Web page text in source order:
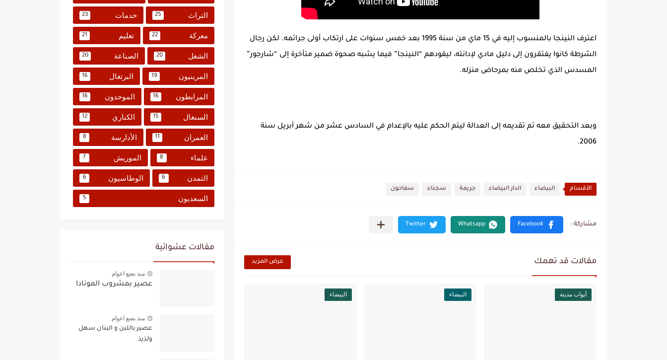
اعترف النينجا بالمنسوب إليه في 15 ماي من سنة 1995 بعد خمس سنوات على ارتكاب أولى جرائمه. لكن رجال
الشرطة كانوا يفتقرون إلى دليل مادي لإدانته، ليقودهم “النينجا” فيما يشبه صحوة ضمير متأخرة إلى “شارجور”
المسدس الذي تخلص منه بمرحاض منزله.
وبعد التحقيق معه تم تقديمه إلى العدالة ليتم الحكم عليه بالإعدام في السادس عشر من شهر أبريل سنة
2006.
الأقسام البيضاء الدار البيضاء جريمة سجناء سفاحون
مقالات قد تهمك عرض المزيد
أبواب مدينة البيضاء البيضاء
التراث 25 خدمات 23
معركة 22 تعليم 21
الشغل 20 الصناعة 20
المرينيون 19 البرتغال 16
المرابطون 16 الموحدون 16
السنغال 15 الكناري 12
العمران 11 الأدارسة 8
علماء 8 الموريش 7
التمدن 6 الوطاسيون 6
السعديون 5
مقالات عشوائية
منذ بضع اعوام
عصير بمشروب المونادا
منذ بضع اعوام
عصير باللبن و البنان سهل
ولذيذ